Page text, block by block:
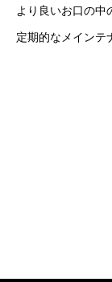
より良いお口の中
定期的なメインテ